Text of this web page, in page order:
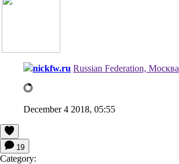
nickfw.ru Russian Federation, Москва
December 4 2018, 05:55
19
Category: